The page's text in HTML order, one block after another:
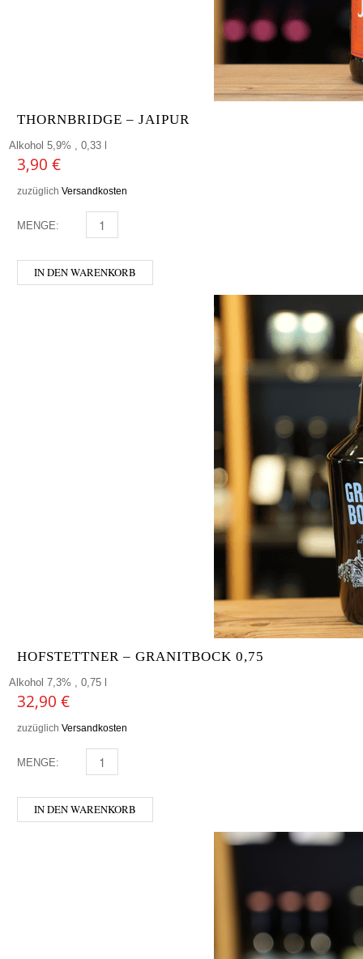
THORNBRIDGE – JAIPUR
Alkohol 5,9% , 0,33 l
3,90 €
zuzüglich Versandkosten
MENGE: THORNBRIDGE - JAIPUR MENGE
IN DEN WARENKORB
HOFSTETTNER – GRANITBOCK 0,75
Alkohol 7,3% , 0,75 l
32,90 €
zuzüglich Versandkosten
MENGE: HOFSTETTNER - GRANITBOCK 0,75 MENGE
IN DEN WARENKORB